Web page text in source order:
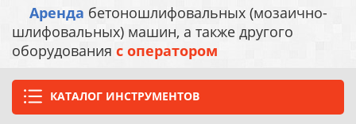
Аренда бетоношлифовальных (мозаично-
шлифовальных) машин, а также другого
оборудования с оператором
КАТАЛОГ ИНСТРУМЕНТОВ